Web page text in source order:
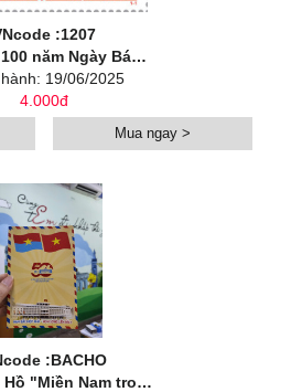
:1207
Báo chí cách mạng Việt Nam (1925-2025)
19/06/2025
4.000đ
Mua ngay >
:BACHO
Nam trong trái tim tôi"